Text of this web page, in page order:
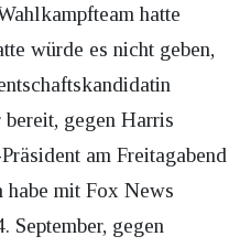
hatte
würde es nicht geben,
gegen Harris
am Freitagabend
habe mit Fox News
September, gegen